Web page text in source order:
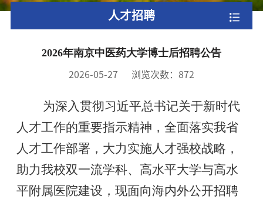
资料下载
人才招聘
2026年南京中医药大学博士后招聘公告
2026-05-27 浏览次数：872
为深入贯彻习近平总书记关于新时代
人才工作的重要指示精神，全面落实我省
人才工作部署，大力实施人才强校战略，
助力我校双一流学科、高水平大学与高水
平附属医院建设，现面向海内外公开招聘